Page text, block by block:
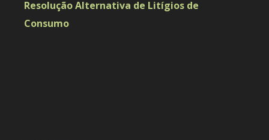
Resolução Alternativa de Litígios de
Consumo